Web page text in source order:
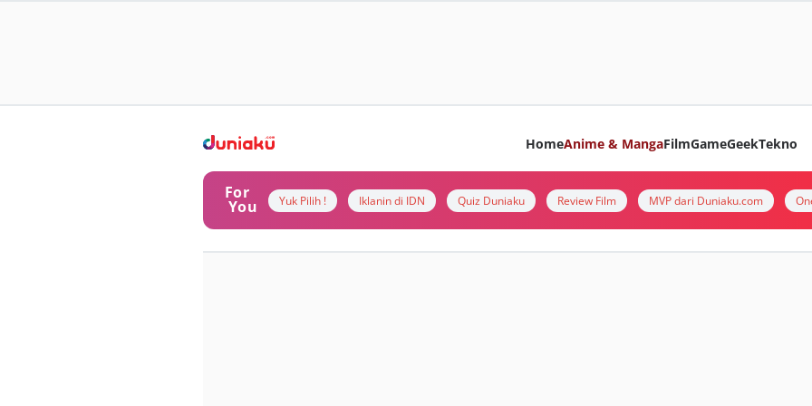
HomeAnime & MangaFilmGameGeekTekno
For
You Yuk Pilih ! Iklanin di IDN Quiz Duniaku Review Film MVP dari Duniaku.com